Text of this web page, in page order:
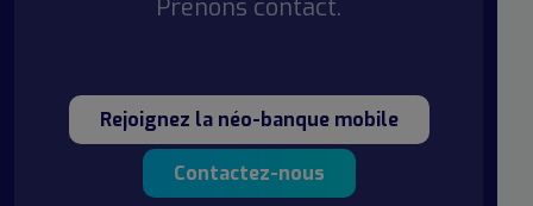
Prenons contact.
Rejoignez la néo-banque mobile
Contactez-nous